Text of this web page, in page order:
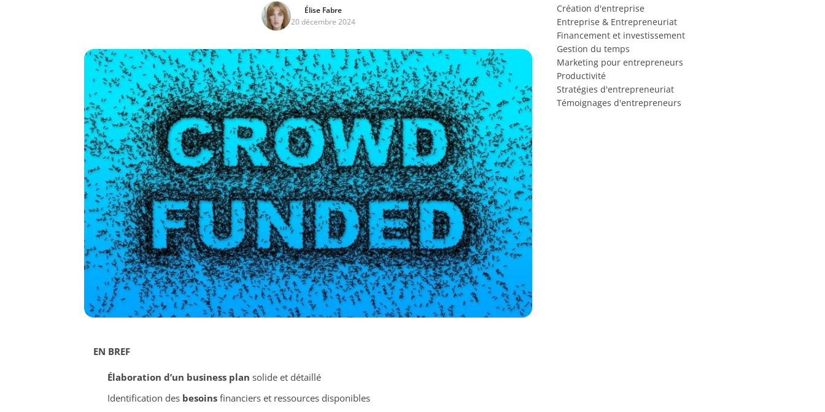
Élise Fabre
20 décembre 2024
EN BREF
Élaboration d’un business plan solide et détaillé
Identification des besoinsfinanciers et ressources disponibles
Création d'entreprise
Entreprise & Entrepreneuriat
Financement et investissement
Gestion du temps
Marketing pour entrepreneurs
Productivité
Stratégies d'entrepreneuriat
Témoignages d'entrepreneurs